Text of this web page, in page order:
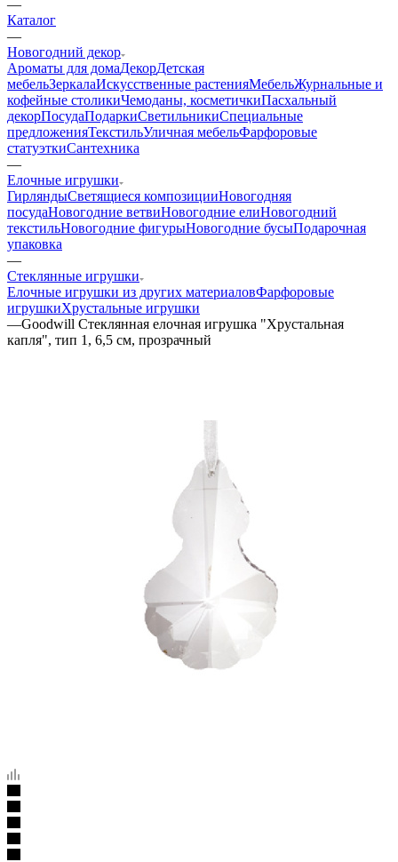
—
Каталог
—
Новогодний декор
Ароматы для домаДекорДетская
мебельЗеркалаИскусственные растенияМебельЖурнальные и
кофейные столикиЧемоданы, косметичкиПасхальный
декорПосудаПодаркиСветильникиСпециальные
предложенияТекстильУличная мебельФарфоровые
статуэткиСантехника
—
Елочные игрушки
ГирляндыСветящиеся композицииНовогодняя
посудаНовогодние ветвиНовогодние елиНовогодний
текстильНовогодние фигурыНовогодние бусыПодарочная
упаковка
—
Стеклянные игрушки
Елочные игрушки из других материаловФарфоровые
игрушкиХрустальные игрушки
—Goodwill Стеклянная елочная игрушка "Хрустальная
капля", тип 1, 6,5 см, прозрачный